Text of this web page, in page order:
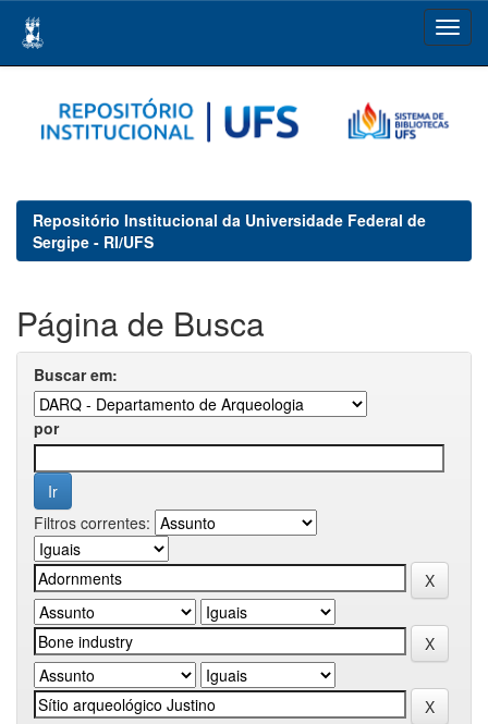
navigation
Repositório Institucional da Universidade Federal de
Sergipe - RI/UFS
Página de Busca
Buscar em:
por
Filtros correntes: